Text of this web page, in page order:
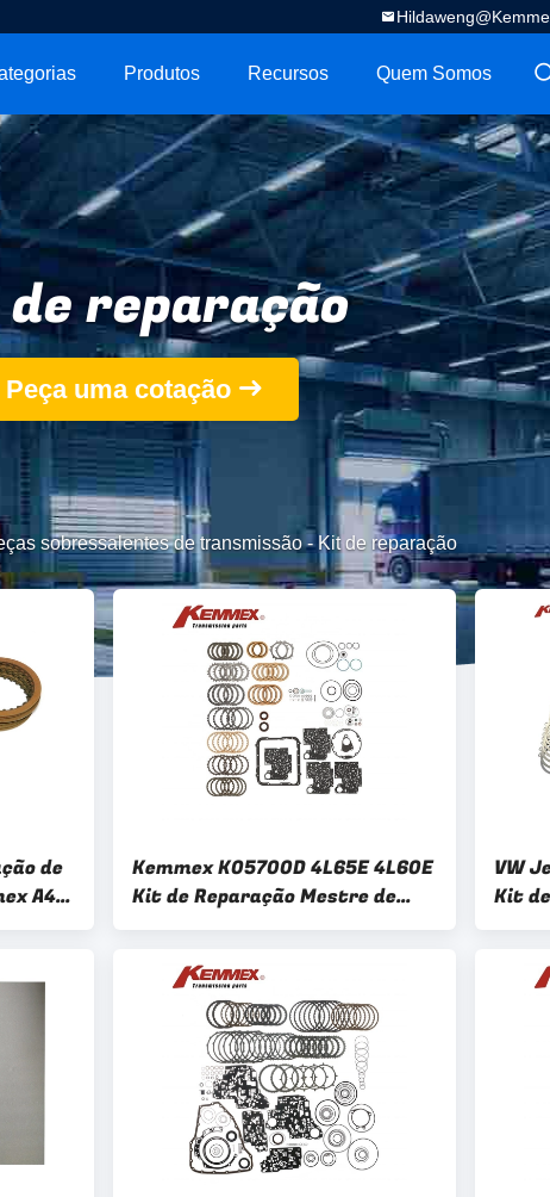
Produtos Recursos Quem Somos
reparação
Peça uma cotação
sobressalentes de transmissão- Kit de reparação
de
A4Q
Kemmex K05700D 4L65E 4L60E
Kit de Reparação Mestre de
Transmissão para GM Chevrolet
VW
Kit